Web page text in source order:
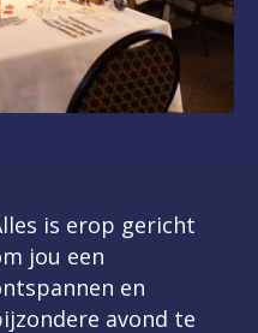
is erop gericht
jou een
en
avond te